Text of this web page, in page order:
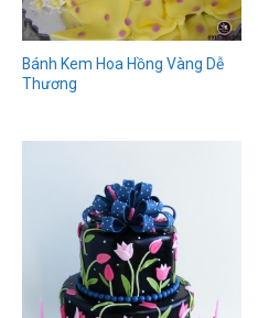
Bánh Kem Hoa Hồng Vàng Dễ
Thương